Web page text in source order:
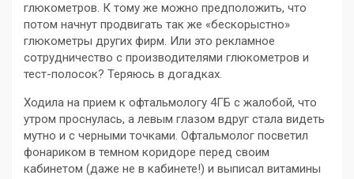
глюкометров. К тому же можно предположить, что
потом начнут продвигать так же «бескорыстно»
глюкометры других фирм. Или это рекламное
сотрудничество с производителями глюкометров и
тест-полосок? Теряюсь в догадках.
Ходила на прием к офтальмологу 4ГБ с жалобой, что
утром проснулась, а левым глазом вдруг стала видеть
мутно и с черными точками. Офтальмолог посветил
фонариком в темном коридоре перед своим
кабинетом (даже не в кабинете!) и выписал витамины